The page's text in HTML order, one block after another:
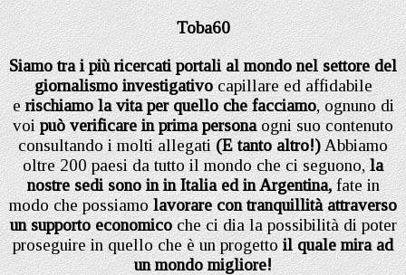
Toba60
Siamo tra i più ricercati portali al mondo nel settore del
giornalismo investigativocapillare ed affidabile
erischiamo la vita per quello che facciamo, ognuno di
voipuò verificare in prima personaogni suo contenuto
consultando i molti allegati(E tanto altro!)Abbiamo
oltre 200 paesi da tutto il mondo che ci seguono,la
nostre sedi sono in in Italia ed in Argentina,fate in
modo che possiamolavorare con tranquillità attraverso
un supporto economicoche ci dia la possibilità di poter
proseguire in quello che è un progettoil quale mira ad
un mondo migliore!